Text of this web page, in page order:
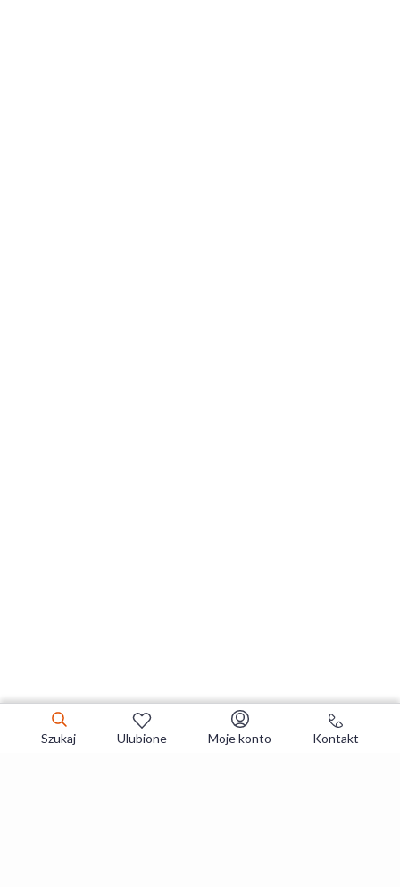
Szukaj Ulubione Moje konto Kontakt